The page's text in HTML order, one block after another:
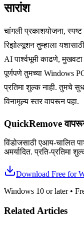
सारांश
चांगली प्रकाशयोजना, स्पष्ट
रिझोल्यूशन तुम्हाला
AI पार्श्वभूमी काढणे,
पूर्णपणे तुमच्या Windows
प्रतिमा शुल्क नाही. तुमचे
विनामूल्य स्तर वापरून पहा.
QuickRemove
विंडोजसाठी एआय-चालित
अमर्यादित. प्रति-प्रतिमा
Download Free for
Windows 10 or later•
Related Articles